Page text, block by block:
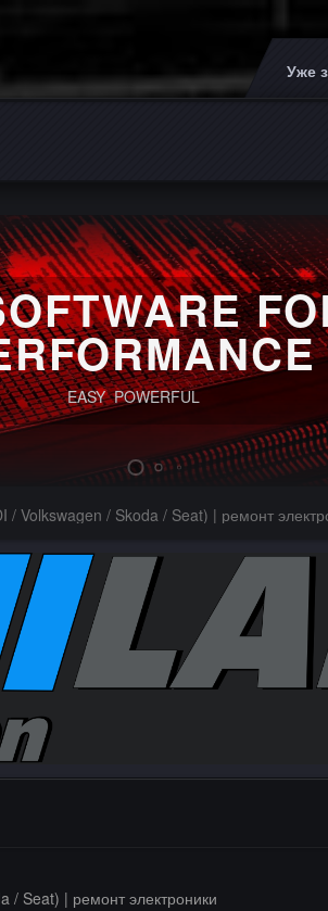
Уже
HIGH
/ Volkswagen / Skoda / Seat) | ремонт
/ Seat) | ремонт электроники